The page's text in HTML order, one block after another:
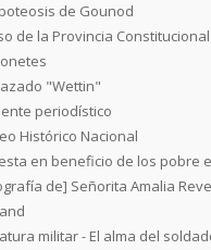
de Gounod
de la Provincia
"Wettin"
periodístico
Histórico Nacional
en beneficio de los pobre
de] Señorita Amalia
militar - El alma del